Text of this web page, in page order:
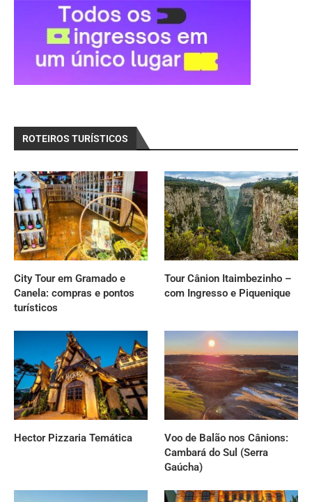
ROTEIROS TURÍSTICOS
City Tour em Gramado e
Canela: compras e pontos
turísticos
Tour Cânion Itaimbezinho –
com Ingresso e Piquenique
Hector Pizzaria Temática
Voo de Balão nos Cânions:
Cambará do Sul (Serra
Gaúcha)